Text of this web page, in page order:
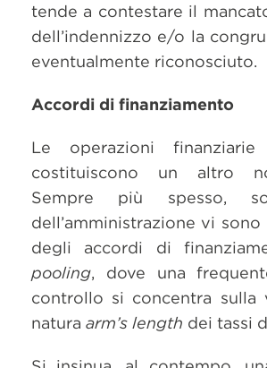
tende a contestare il
dell’indennizzo e/o la
eventualmente riconosciuto.
Accordi di finanziamento
Le operazioni finanziarie
costituiscono un altro
Sempre più spesso,
dell’amministrazione vi
degli accordi di
pooling, dove una
controllo si concentra sulla
natura arm’s length dei tassi